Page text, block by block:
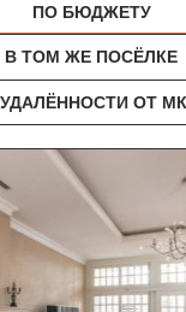
ПО БЮДЖЕТУ
В ТОМ ЖЕ ПОСЁЛКЕ
ОТ